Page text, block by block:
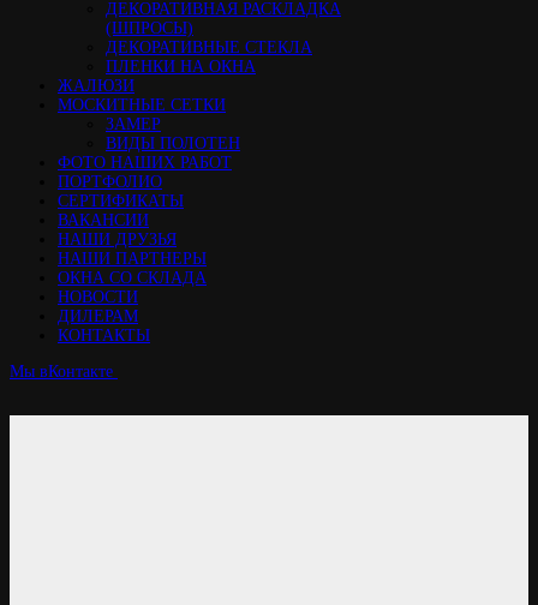
ДЕКОРАТИВНАЯ РАСКЛАДКА
(ШПРОСЫ)
ДЕКОРАТИВНЫЕ СТЕКЛА
ПЛЕНКИ НА ОКНА
ЖАЛЮЗИ
МОСКИТНЫЕ СЕТКИ
ЗАМЕР
ВИДЫ ПОЛОТЕН
ФОТО НАШИХ РАБОТ
ПОРТФОЛИО
СЕРТИФИКАТЫ
ВАКАНСИИ
НАШИ ДРУЗЬЯ
НАШИ ПАРТНЕРЫ
ОКНА СО СКЛАДА
НОВОСТИ
ДИЛЕРАМ
КОНТАКТЫ
Мы вКонтакте